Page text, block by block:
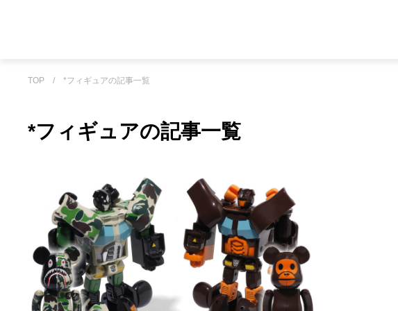
TOP / *フィギュアの記事一覧
*フィギュアの記事一覧